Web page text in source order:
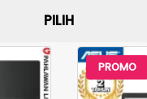
PILIH
PROMO